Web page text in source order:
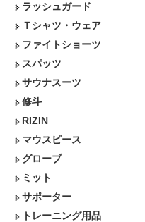
ラッシュガード
Ｔシャツ・ウェア
ファイトショーツ
スパッツ
サウナスーツ
修斗
RIZIN
マウスピース
グローブ
ミット
サポーター
トレーニング用品